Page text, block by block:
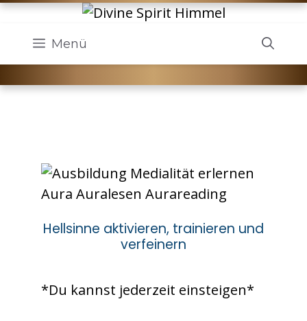
Menü
Hellsinne aktivieren, trainieren und
verfeinern
*Du kannst jederzeit einsteigen*